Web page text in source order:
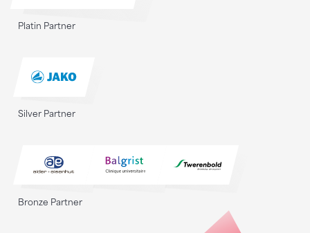
Platin Partner
Silver Partner
Bronze Partner